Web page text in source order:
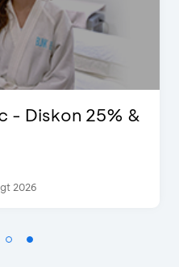
D’Cost - Diskon
Periode 17 Sep 2023